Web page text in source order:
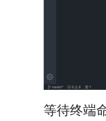
等待终端